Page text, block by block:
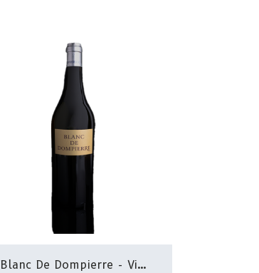
Blanc De Dompierre - Vin